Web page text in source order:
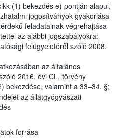
(1) bekezdés e) pontján alapul,
jogosítványok gyakorlása
feladatainak végrehajtása
az alábbi jogszabályokra:
felügyeletéről szóló 2008.
az általános
2016. évi CL. törvény
bekezdése, valamint a 33–34. §;
az állatgyógyászati
forrása